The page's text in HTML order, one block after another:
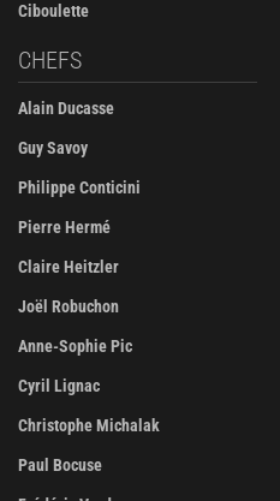
Ciboulette
CHEFS
Alain Ducasse
Guy Savoy
Philippe Conticini
Pierre Hermé
Claire Heitzler
Joël Robuchon
Anne-Sophie Pic
Cyril Lignac
Christophe Michalak
Paul Bocuse